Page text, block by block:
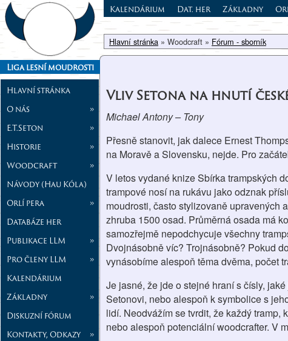
Liga lesní moudrosti
Hlavní stránka
O nás
»
E.T.Seton
»
Historie
»
Woodcraft
»
Návody (Hau Kóla)
Orlí pera
»
Databáze her
Publikace LLM
»
Pro členy LLM
»
Kalendárium
Základny
»
Diskuzní fórum
Kontakty, Odkazy
»
Kalendárium Dat. her Základny
Hlavní stránka » Woodcraft » Fórum - sborník
Vliv Setona na hnutí
Michael Antony – Tony
Přesně stanovit, jak dalece Ernest
na Moravě a Slovensku, nejde. Pro
V letos vydané knize Sbírka trampských
trampové nosí na rukávu jako odznak
moudrosti, často stylizovaně upravených
zhruba 1500 osad. Průměrná osada má
samozřejmě nepodchycuje všechny
Dvojnásobně víc? Trojnásobně? Pokud
vynásobíme alespoň těma dvěma, počet
Je jasné, že jde o stejné hraní s čísly,
Setonovi, nebo alespoň k symbolice s
lidí. Neodvážím se tvrdit, že každý tramp,
nebo alespoň potenciální woodcrafter. V